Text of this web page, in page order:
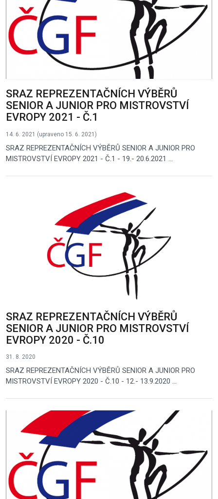
SRAZ REPREZENTAČNÍCH VÝBĚRŮ
SENIOR A JUNIOR PRO MISTROVSTVÍ
EVROPY 2021 - Č.1
14. 6. 2021 (upraveno 15. 6. 2021)
SRAZ REPREZENTAČNÍCH VÝBĚRŮ SENIOR A JUNIOR PRO
MISTROVSTVÍ EVROPY 2021 - Č.1 - 19.- 20.6.2021 ...
SRAZ REPREZENTAČNÍCH VÝBĚRŮ
SENIOR A JUNIOR PRO MISTROVSTVÍ
EVROPY 2020 - Č.10
31. 8. 2020
SRAZ REPREZENTAČNÍCH VÝBĚRŮ SENIOR A JUNIOR PRO
MISTROVSTVÍ EVROPY 2020 - Č.10 - 12.- 13.9.2020 ...